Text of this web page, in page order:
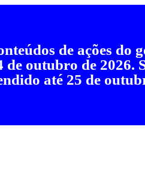
de ações do
outubro de 2026.
até 25 de